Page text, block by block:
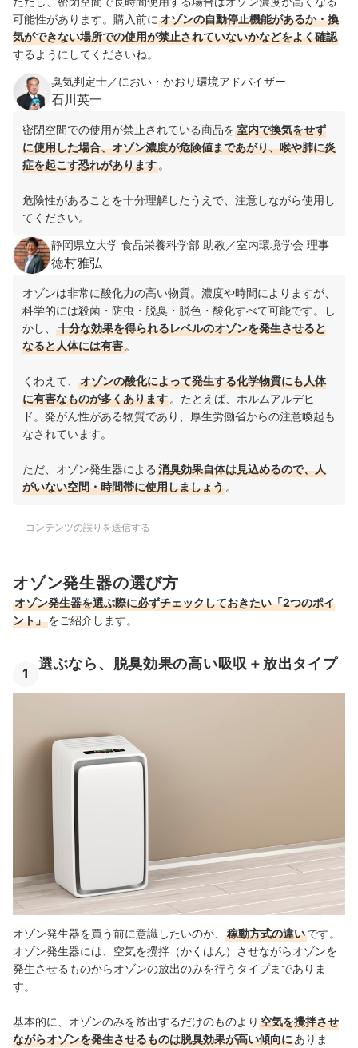
可能性があります。購入前に オゾンの自動停止機能があるか・換
気ができない場所での使用が禁止されていないかなどをよく確認
するようにしてくださいね。
臭気判定士／におい・かおり環境アドバイザー
石川英一
密閉空間での使用が禁止されている商品を室内で換気をせず
に使用した場合、オゾン濃度が危険値まであがり、喉や肺に炎
症を起こす恐れがあります 。
危険性があることを十分理解したうえで、注意しながら使用し
てください。
静岡県立大学 食品栄養科学部 助教／室内環境学会 理事
徳村雅弘
オゾンは非常に酸化力の高い物質。濃度や時間によりますが、
科学的には殺菌・防虫・脱臭・脱色・酸化すべて可能です。し
かし、
十分な効果を得られるレベルのオゾンを発生させると
なると人体には有害 。
くわえて、
オゾンの酸化によって発生する化学物質にも人体
に有害なものが多くあります 。たとえば、ホルムアルデヒ
ド。発がん性がある物質であり、厚生労働省からの注意喚起も
なされています。
ただ、オゾン発生器による 消臭効果自体は見込めるので、人
がいない空間・時間帯に使用しましょう 。
コンテンツの誤りを送信する
オゾン発生器の選び方
オゾン発生器を選ぶ際に必ずチェックしておきたい「2つのポイ
ント」をご紹介します。
1
選ぶなら、脱臭効果の高い吸収＋放出タイプ
オゾン発生器を買う前に意識したいのが、 稼動方式の違いです。
オゾン発生器には、空気を攪拌（かくはん）させながらオゾンを
発生させるものからオゾンの放出のみを行うタイプまでありま
す。
基本的に、オゾンのみを放出するだけのものより 空気を攪拌させ
ながらオゾンを発生させるものは脱臭効果が高い傾向にありま